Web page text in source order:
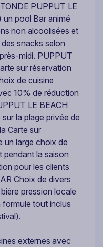
PUPPUT LE
pool Bar animé
non alcoolisées et
snacks selon
midi. PUPPUT
sur réservation
de cuisine
10% de réduction
LE BEACH
la plage privée de
Carte sur
un large choix de
pendant la saison
pour les clients
Choix de divers
pression locale
formule tout inclus
externes avec